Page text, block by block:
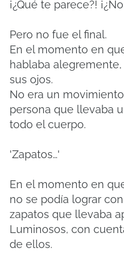
¡¿Qué te parece?!
Pero no fue el final.
En el momento en
hablaba
sus ojos.
No era un
persona que llevaba
todo el cuerpo.
'Zapatos…'
En el momento en
no se podía lograr
zapatos que llevaba
Luminosos, con
de ellos.